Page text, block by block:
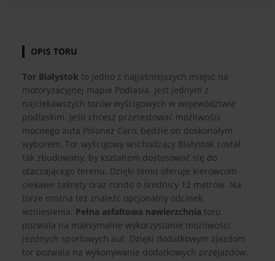
OPIS TORU
Tor Białystok to jedno z najjaśniejszych miejsc na
motoryzacyjnej mapie Podlasia. Jest jednym z
najciekawszych torów wyścigowych w województwie
podlaskim. Jeśli chcesz przetestować możliwości
mocnego auta Polonez Caro, będzie on doskonałym
wyborem. Tor wyścigowy wschodzący Białystok został
tak zbudowany, by kształtem dostosować się do
otaczającego terenu. Dzięki temu oferuje kierowcom
ciekawe zakręty oraz rondo o średnicy 12 metrów. Na
torze można też znaleźć opcjonalny odcinek
wzniesienia. Pełna asfaltowa nawierzchnia toru
pozwala na maksymalne wykorzystanie możliwości
jezdnych sportowych aut. Dzięki dodatkowym zjazdom
tor pozwala na wykonywanie dodatkowych przejazdów.